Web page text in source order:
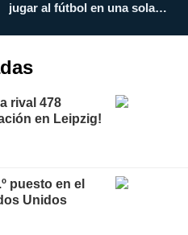
jugar al fútbol en una sola
rival 478
en Leipzig!
puesto en el
Unidos